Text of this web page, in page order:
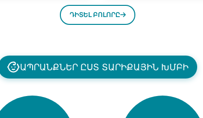
ԴԻՏԵԼ ԲՈԼՈՐԸ
ԱՊՐԱՆՔՆԵՐ ԸՍՏ ՏԱՐԻՔԱՅԻՆ ԽՄԲԻ